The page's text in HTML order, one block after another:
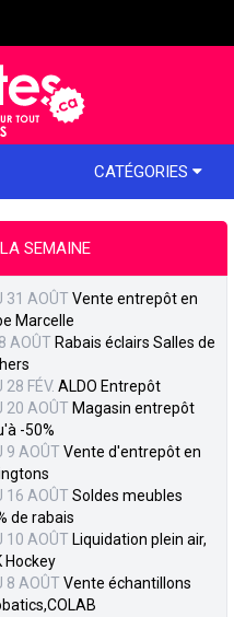
CATÉGORIES
SEMAINE
31 AOÛT Vente entrepôt en
Marcelle
AOÛT Rabais éclairs Salles de
FÉV. ALDO Entrepôt
20 AOÛT Magasin entrepôt
-50%
9 AOÛT Vente d'entrepôt en
16 AOÛT Soldes meubles
de rabais
10 AOÛT Liquidation plein air,
Hockey
8 AOÛT Vente échantillons